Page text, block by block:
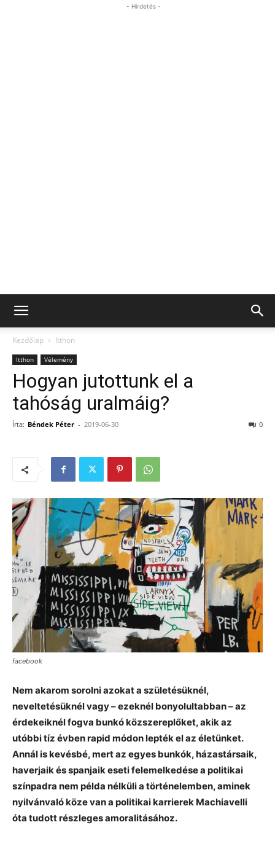
- Hirdetés -
Kezdőlap Itthon
Itthon Vélemény
Hogyan jutottunk el a
tahóság uralmáig?
Írta: Béndek Péter - 2019-06-30 0
facebook
Nem akarom sorolni azokat a születésüknél,
neveltetésüknél vagy – ezeknél bonyolultabban – az
érdekeiknél fogva bunkó közszereplőket, akik az
utóbbi tíz évben rapid módon lepték el az életünket.
Annál is kevésbé, mert az egyes bunkók, házastársaik,
haverjaik és spanjaik eseti felemelkedése a politikai
színpadra nem példa nélküli a történelemben, aminek
nyilvánvaló köze van a politikai karrierek Machiavelli
óta tudott részleges amoralitásához.